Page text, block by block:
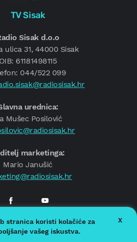
TV Sisak
Sisak d.o.o
ulica 31, 44000 Sisak
OIB: 61181498115
044/522 099
urednica:
Mušec Posilović
marketinga:
Mario Janušić
Radio Sisak
privatnosti
stranica koristi kolačiće za
vašeg iskustva.
X